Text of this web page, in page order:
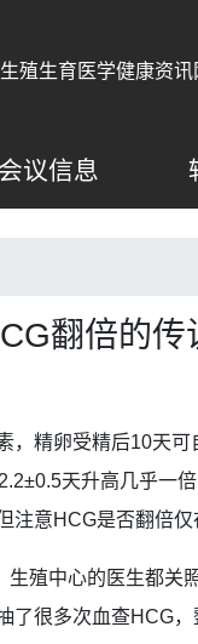
殖生育医学健康资讯
会议信息
翻倍的传
，精卵受精后10天
天升高几乎一
意HCG是否翻倍仅
殖中心的医生都关
很多次血查HCG